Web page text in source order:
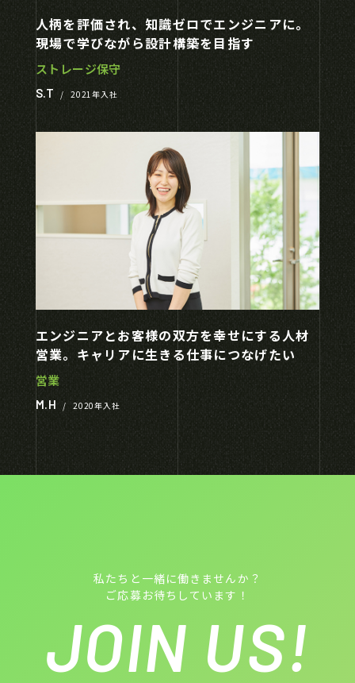
人柄を評価され、知識ゼロでエンジニアに。
現場で学びながら設計構築を目指す
ストレージ保守
S.T
/ 2021年入社
エンジニアとお客様の双方を幸せにする人材
営業。キャリアに生きる仕事につなげたい
営業
M.H
/ 2020年入社
私たちと一緒に働きませんか？
ご応募お待ちしています！
JOIN US!